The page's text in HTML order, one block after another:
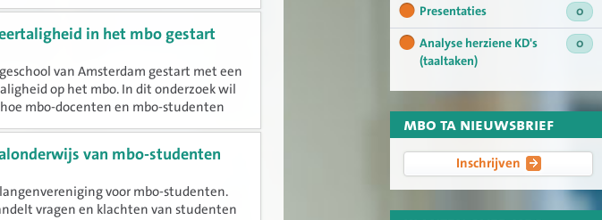
Presentaties
0
Analyse herziene KD's
(taaltaken)
0
mbo ta nieuwsbrief
Inschrijven
onhaalbaar is.
in het mbo gestart
van Amsterdam gestart met een
op het mbo. In dit onderzoek wil
mbo-docenten en mbo-studenten
in hun dagelijks leven en bij het
van mbo-studenten
voor mbo-studenten.
vragen en klachten van studenten